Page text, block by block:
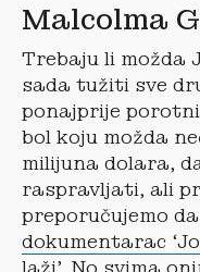
Malcolma
Trebaju li možda
sada tužiti sve
ponajprije
bol koju možda
milijuna dolara,
raspravljati, ali
preporučujemo
dokumentarac